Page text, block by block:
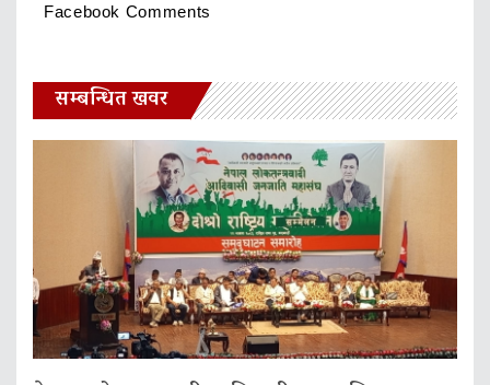
Facebook Comments
सम्बन्धित खवर